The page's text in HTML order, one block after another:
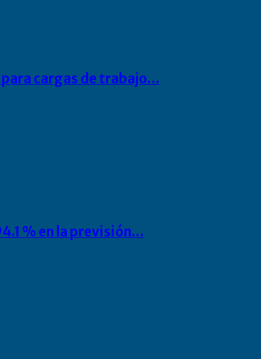
cargas de trabajo…
% en la previsión…